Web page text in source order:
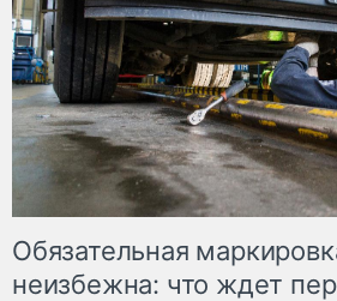
Обязательная
неизбежна: что ждет